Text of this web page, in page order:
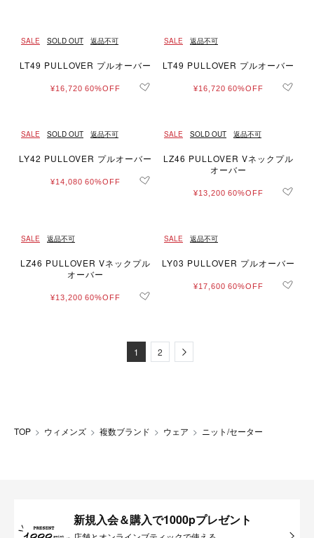
SALE SOLD OUT 返品不可
LT49 PULLOVER プルオーバー
¥16,720 60%OFF
SALE 返品不可
LT49 PULLOVER プルオーバー
¥16,720 60%OFF
SALE SOLD OUT 返品不可
LY42 PULLOVER プルオーバー
¥14,080 60%OFF
SALE SOLD OUT 返品不可
LZ46 PULLOVER Vネックプル
オーバー
¥13,200 60%OFF
SALE 返品不可
LZ46 PULLOVER Vネックプル
オーバー
¥13,200 60%OFF
SALE 返品不可
LY03 PULLOVER プルオーバー
¥17,600 60%OFF
1 2 Next
TOP ウィメンズ 複数ブランド ウェア ニット/セーター
新規入会＆購入で1000pプレゼント